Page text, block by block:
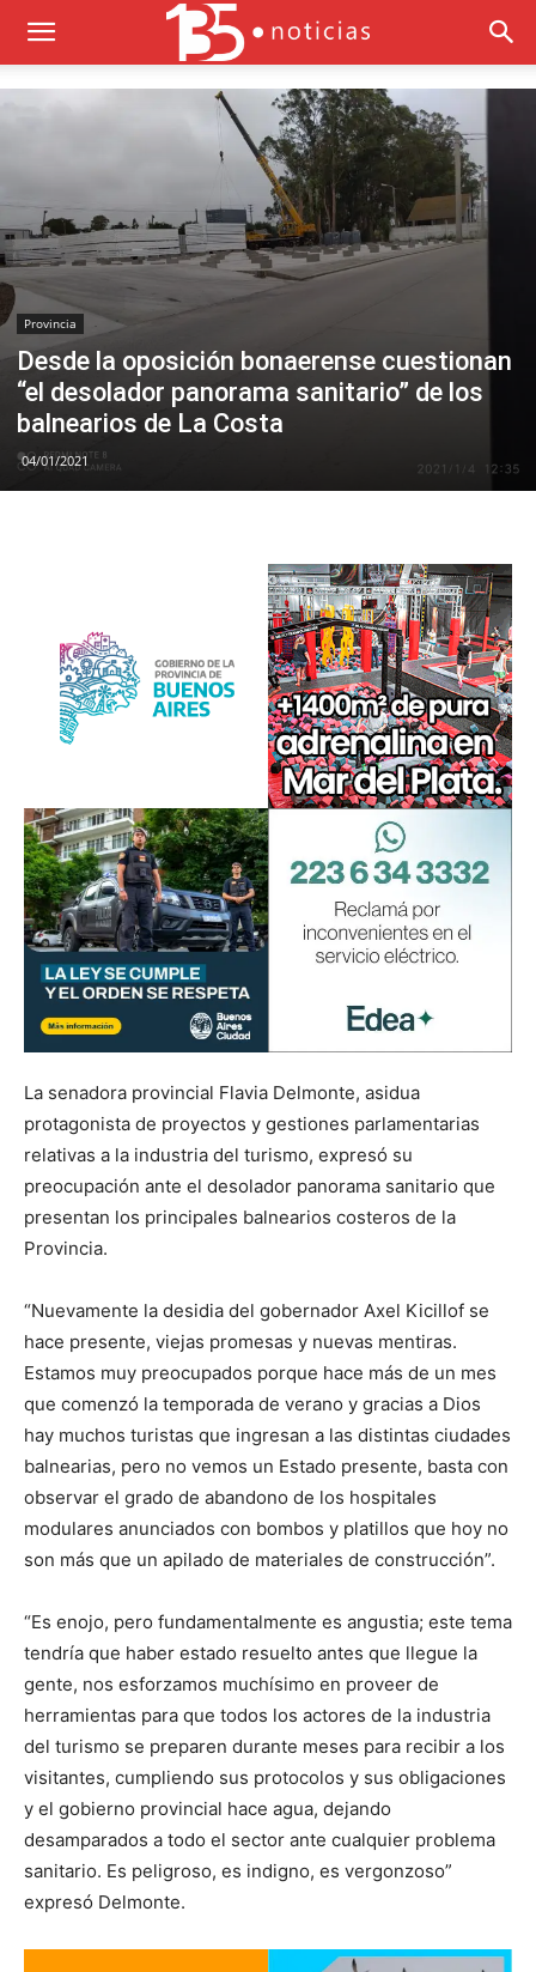
Provincia
Desde la oposición bonaerense cuestionan
“el desolador panorama sanitario” de los
balnearios de La Costa
04/01/2021
La senadora provincial Flavia Delmonte, asidua
protagonista de proyectos y gestiones parlamentarias
relativas a la industria del turismo, expresó su
preocupación ante el desolador panorama sanitario que
presentan los principales balnearios costeros de la
Provincia.
“Nuevamente la desidia del gobernador Axel Kicillof se
hace presente, viejas promesas y nuevas mentiras.
Estamos muy preocupados porque hace más de un mes
que comenzó la temporada de verano y gracias a Dios
hay muchos turistas que ingresan a las distintas ciudades
balnearias, pero no vemos un Estado presente, basta con
observar el grado de abandono de los hospitales
modulares anunciados con bombos y platillos que hoy no
son más que un apilado de materiales de construcción”.
“Es enojo, pero fundamentalmente es angustia; este tema
tendría que haber estado resuelto antes que llegue la
gente, nos esforzamos muchísimo en proveer de
herramientas para que todos los actores de la industria
del turismo se preparen durante meses para recibir a los
visitantes, cumpliendo sus protocolos y sus obligaciones
y el gobierno provincial hace agua, dejando
desamparados a todo el sector ante cualquier problema
sanitario. Es peligroso, es indigno, es vergonzoso”
expresó Delmonte.